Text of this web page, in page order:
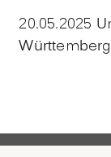
20.05.2025
Württemberg